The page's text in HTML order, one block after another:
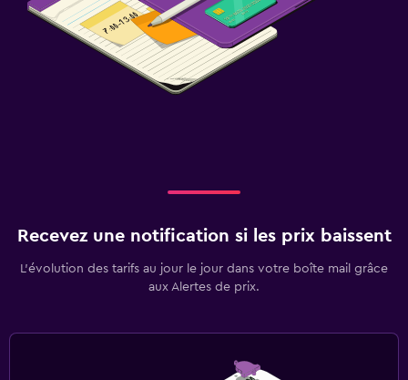
Recevez une notification si les prix baissent
L’évolution des tarifs au jour le jour dans votre boîte mail grâce
aux Alertes de prix.